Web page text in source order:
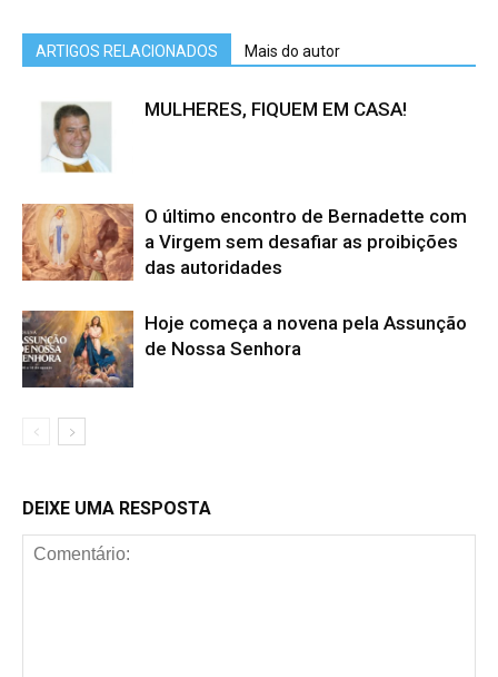
ARTIGOS RELACIONADOS Mais do autor
MULHERES, FIQUEM EM CASA!
O último encontro de Bernadette com
a Virgem sem desafiar as proibições
das autoridades
Hoje começa a novena pela Assunção
de Nossa Senhora
DEIXE UMA RESPOSTA